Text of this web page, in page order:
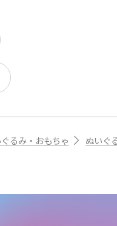
るみ・おもちゃ ぬいぐ